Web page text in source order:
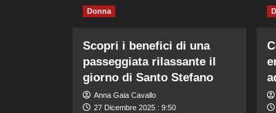
Disagio
Mentale
negli
Adolescenti:
Come
Riconoscerli
Donna
Scopri i benefici di una
passeggiata rilassante il
giorno di Santo Stefano
Anna Gaia Cavallo
27 Dicembre 2025 : 9:50